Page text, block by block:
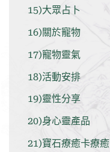
15)大眾占卜
16)關於寵物
17)寵物靈氣
18)活動安排
19)靈性分享
20)身心靈產品
21)寶石療癒卡療癒